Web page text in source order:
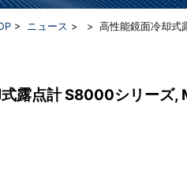
> ニュース > > 高性能鏡面冷却式
露点計 S8000シリーズ,